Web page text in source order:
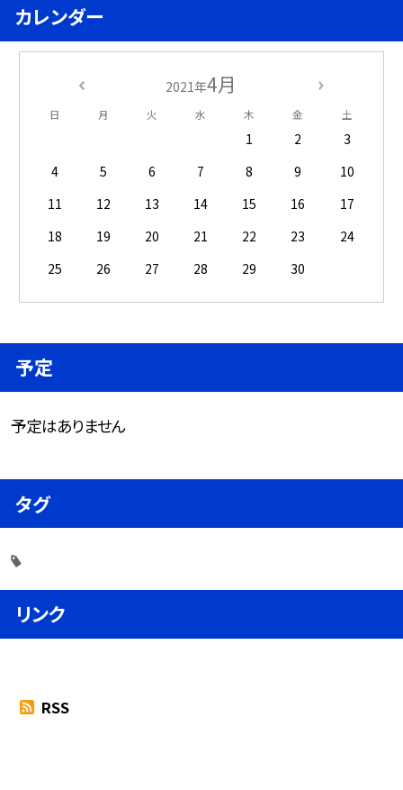
カレンダー
2021年4月
日 月 火 水 木 金 土
1 2
3
4
5 6 7 8 9
10
11
12 13 14 15 16
17
18
19 20 21 22 23
24
25
26 27 28 29 30
予定
予定はありません
タグ
リンク
RSS